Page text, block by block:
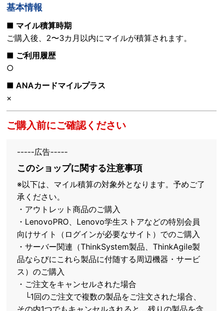
基本情報
■ マイル積算時期
ご購入後、2〜3カ月以内にマイルが積算されます。
■ ご利用履歴
○
■ ANAカードマイルプラス
×
ご購入前にご確認ください
-----広告-----
このショップに関する注意事項
※以下は、マイル積算の対象外となります。予めご了
承ください。
・アウトレット商品のご購入
・LenovoPRO、Lenovo学生ストアなどの特別会員
向けサイト（ログインが必要なサイト）でのご購入
・サーバー関連（ThinkSystem製品、ThinkAgile製
品ならびにこれら製品に付随する周辺機器・サービ
ス）のご購入
・ご注文をキャンセルされた場合
└1回のご注文で複数の製品をご注文された場合、